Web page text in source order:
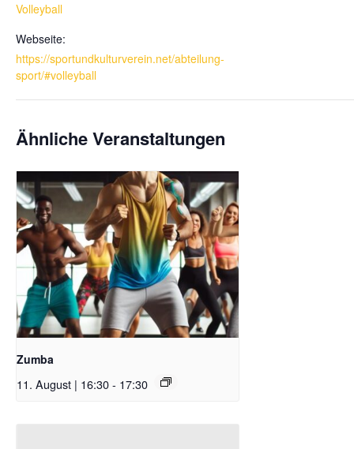
Volleyball
Webseite:
https://sportundkulturverein.net/abteilung-
sport/#volleyball
Ähnliche Veranstaltungen
Zumba
11. August | 16:30- 17:30